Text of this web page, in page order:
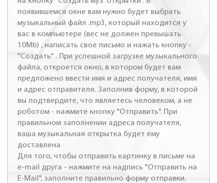
появившемся окне вам нужно будет выбрать
музыкальный файл .mp3, который находится у
вас в компьютере (вес не должен превышать
10Mb) , написать свое письмо и нажать кнопку -
"Создать" . При успешной загрузке музыкального
файла, откроется окно, в котором будет вам
предложено ввести имя и адрес получателя, имя
и адрес отправителя. Заполнив форму, в которой
вы подтвердите, что являетесь человеком, а не
роботом - нажмите кнопку "Отправить". При
правильном заполнении адреса получателя,
ваша музыкальная открытка будет ему
доставлена
Для того, чтобы отправить картинку в письме на
e-mail друга - нажмите на надпись "Отправить на
E-Mail", заполните правильно форму отправки.